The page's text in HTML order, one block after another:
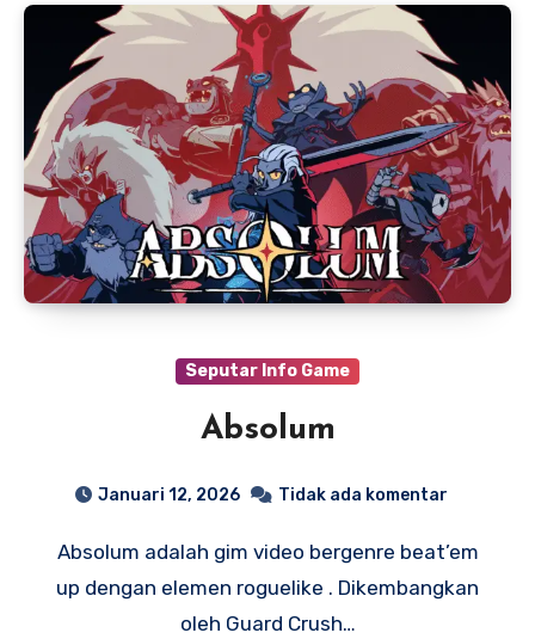
Seputar Info Game
Absolum
Januari 12, 2026 Tidak ada komentar
Absolum adalah gim video bergenre beat’em
up dengan elemen roguelike . Dikembangkan
oleh Guard Crush…